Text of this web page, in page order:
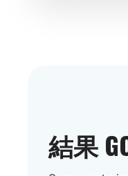
結果